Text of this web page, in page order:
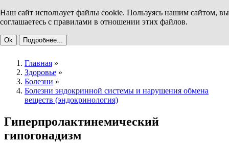
Наш сайт использует файлы cookie. Пользуясь нашим сайтом, вы
соглашаетесь с правилами в отношении этих файлов.
Ok Подробнее...
Главная »
Здоровье »
Болезни »
Болезни эндокринной системы и нарушения обмена
веществ (эндокринология)
Гиперпролактинемический
гипогонадизм